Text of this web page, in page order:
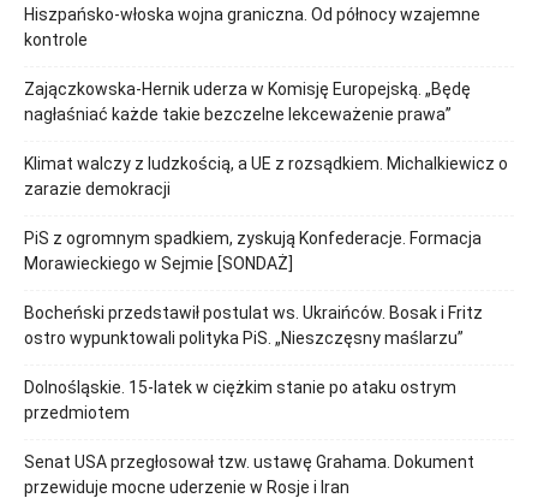
Hiszpańsko-włoska wojna graniczna. Od północy wzajemne
kontrole
Zajączkowska-Hernik uderza w Komisję Europejską. „Będę
nagłaśniać każde takie bezczelne lekceważenie prawa”
Klimat walczy z ludzkością, a UE z rozsądkiem. Michalkiewicz o
zarazie demokracji
PiS z ogromnym spadkiem, zyskują Konfederacje. Formacja
Morawieckiego w Sejmie [SONDAŻ]
Bocheński przedstawił postulat ws. Ukraińców. Bosak i Fritz
ostro wypunktowali polityka PiS. „Nieszczęsny maślarzu”
Dolnośląskie. 15-latek w ciężkim stanie po ataku ostrym
przedmiotem
Senat USA przegłosował tzw. ustawę Grahama. Dokument
przewiduje mocne uderzenie w Rosje i Iran